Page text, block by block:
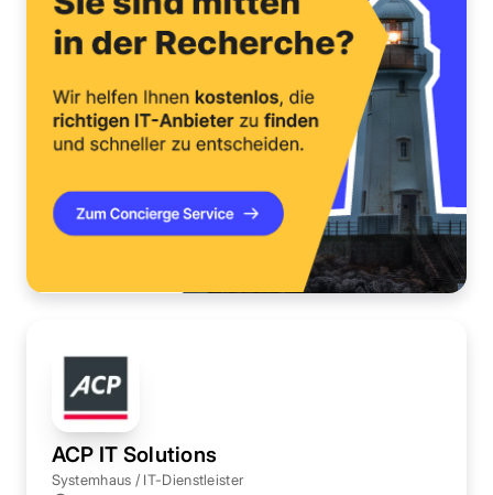
ACP IT Solutions
Systemhaus / IT-Dienstleister